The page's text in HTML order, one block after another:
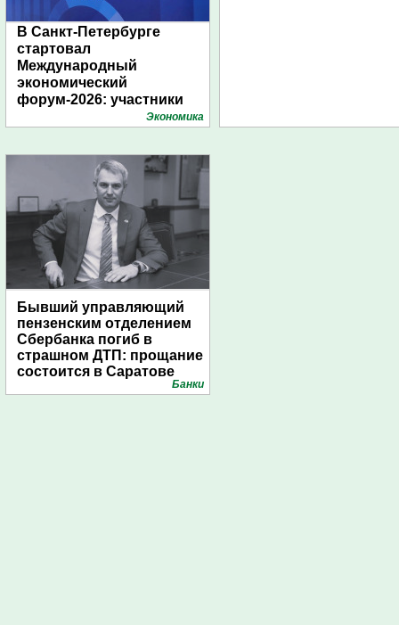
В Санкт-Петербурге
стартовал
Международный
экономический
форум-2026: участники
подготовили креативные
Экономика
Бывший управляющий
пензенским отделением
Сбербанка погиб в
страшном ДТП: прощание
состоится в Саратове
Банки